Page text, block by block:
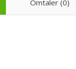
Omtaler (0)